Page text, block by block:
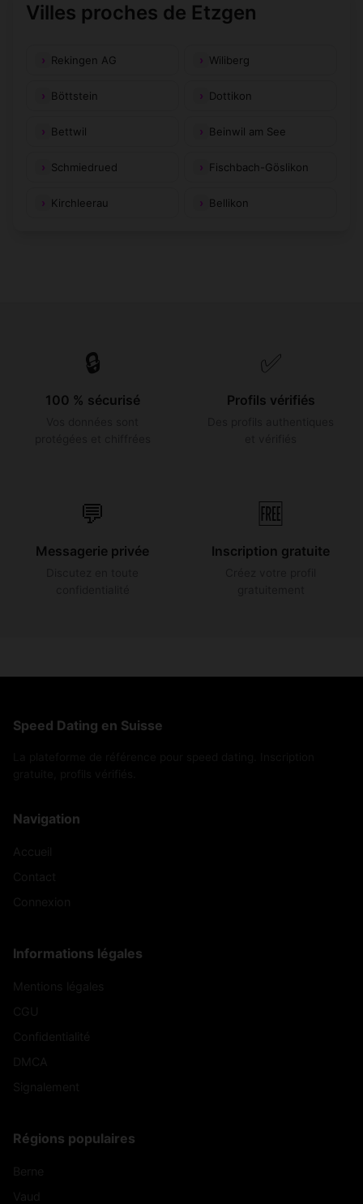
Villes proches de Etzgen
Rekingen AG Wiliberg
Böttstein Dottikon
Bettwil Beinwil am See
Schmiedrued Fischbach-Göslikon
Kirchleerau Bellikon
🔒
100 % sécurisé
✅
Profils vérifiés
💬
Messagerie privée
🆓
Inscription gratuite
Speed Dating en Suisse
Navigation
Informations légales
Régions populaires